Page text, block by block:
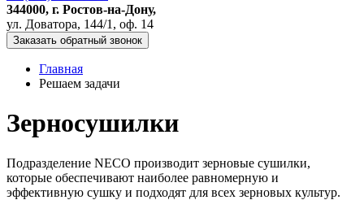
344000, г. Ростов-на-Дону,
ул. Доватора, 144/1, оф. 14
Заказать обратный звонок
Главная
Решаем задачи
Зерносушилки
Подразделение NECO производит зерновые сушилки,
которые обеспечивают наиболее равномерную и
эффективную сушку и подходят для всех зерновых культур.